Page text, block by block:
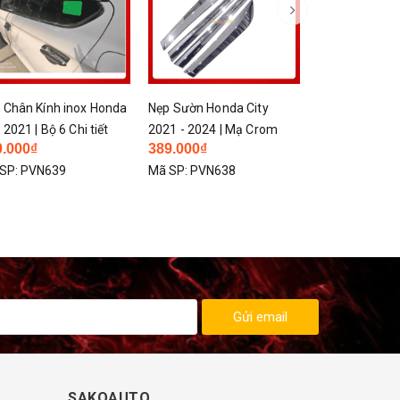
Chân Kính inox Honda
2021 | Bộ 6 Chi tiết
PVN639
Nẹp Sườn Honda City
2021 - 2024 | Mạ Crom
Cao Cấp
389.000₫
Mã SP: PVN638
Gửi email